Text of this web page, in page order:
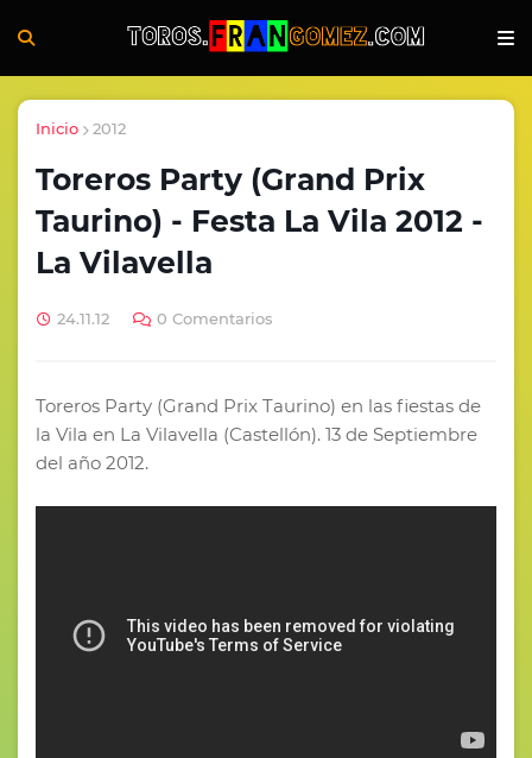
Inicio 2012
Toreros Party (Grand Prix
Taurino) - Festa La Vila 2012 -
La Vilavella
24.11.12 0 Comentarios
Toreros Party (Grand Prix Taurino) en las fiestas de
la Vila en La Vilavella (Castellón). 13 de Septiembre
del año 2012.